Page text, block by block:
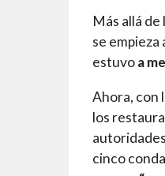
Más allá
se
estuvoa
Ahora, con
los
cinco